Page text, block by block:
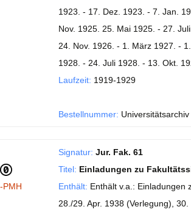
1923. - 17. Dez. 1923. - 7. Jan.
Nov. 1925. 25. Mai 1925. - 27.
24. Nov. 1926. - 1. März 1927. -
1928. - 24. Juli 1928. - 13. Okt.
Laufzeit: 1919-1929
Bestellnummer:
PMH
Signatur: Jur. Fak. 61
Titel: Einladungen zu
Enthält: Enthält v.a.: Einladungen
28./29. Apr. 1938 (Verlegung),